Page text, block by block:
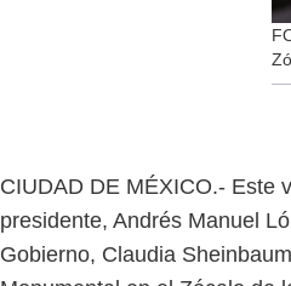
CIUDAD DE MÉXICO.- Este
presidente, Andrés Manuel
Gobierno, Claudia